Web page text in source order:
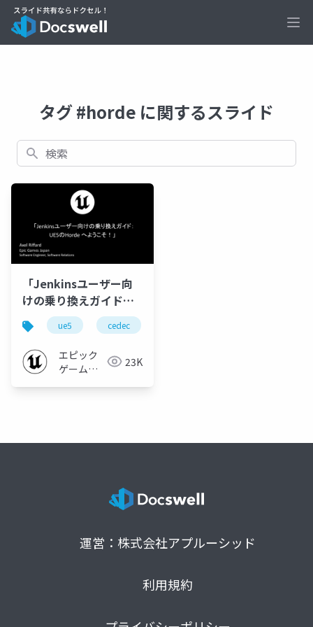
タグ #horde に関するスライド
検索
「Jenkinsユーザー向
けの乗り換えガイド：
UE5のHorde へようこ
そ！」
ue5 cedec
エピック
ゲームズ
23K
運営：株式会社アプルーシッド
利用規約